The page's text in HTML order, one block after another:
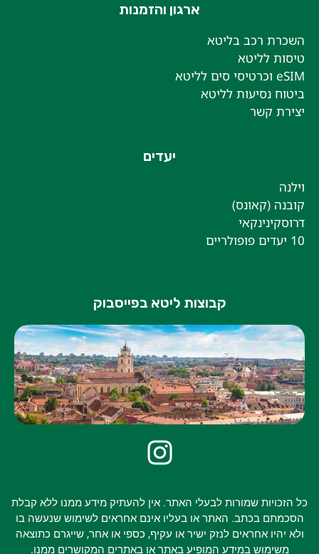
ארגון והזמנות
השכרת רכב בליטא
טיסות לליטא
eSIM וכרטיסי סים לליטא
ביטוח נסיעות לליטא
יצירת קשר
יעדים
וילנה
קובנה (קאונס)
דרוסקינינקאי
10 יעדים פופולריים
קבוצות ליטא בפייסבוק
כל הזכויות שמורות לבעלי האתר. אין להעתיק מידע ממנו ללא קבלת
הסכמתם בכתב. האתר או בעליו אינם אחראים לשימוש שנעשה בו
ולא יהיו אחראים לנזק ישיר או עקיף, כספי או אחר, שייגרם כתוצאה
משימוש במידע המופיע באתר או באתרים המקושרים ממנו.